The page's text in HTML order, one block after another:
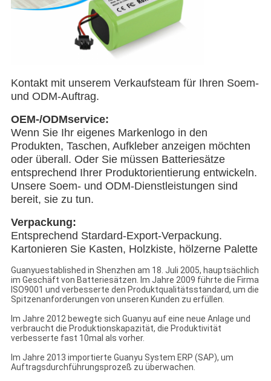
Kontakt mit unserem Verkaufsteam für Ihren Soem-
und ODM-Auftrag.
OEM-/ODMservice:
Wenn Sie Ihr eigenes Markenlogo in den
Produkten, Taschen, Aufkleber anzeigen möchten
oder überall. Oder Sie müssen Batteriesätze
entsprechend Ihrer Produktorientierung entwickeln.
Unsere Soem- und ODM-Dienstleistungen sind
bereit, sie zu tun.
Verpackung:
Entsprechend Stardard-Export-Verpackung.
Kartonieren Sie Kasten, Holzkiste, hölzerne Palette
Guanyuestablished in Shenzhen am 18. Juli 2005, hauptsächlich
im Geschäft von Batteriesätzen. Im Jahre 2009 führte die Firma
ISO9001 und verbesserte den Produktqualitätsstandard, um die
Spitzenanforderungen von unseren Kunden zu erfüllen.
Im Jahre 2012 bewegte sich Guanyu auf eine neue Anlage und
verbraucht die Produktionskapazität, die Produktivität
verbesserte fast 10mal als vorher.
Im Jahre 2013 importierte Guanyu System ERP (SAP), um
Auftragsdurchführungsprozeß zu überwachen.